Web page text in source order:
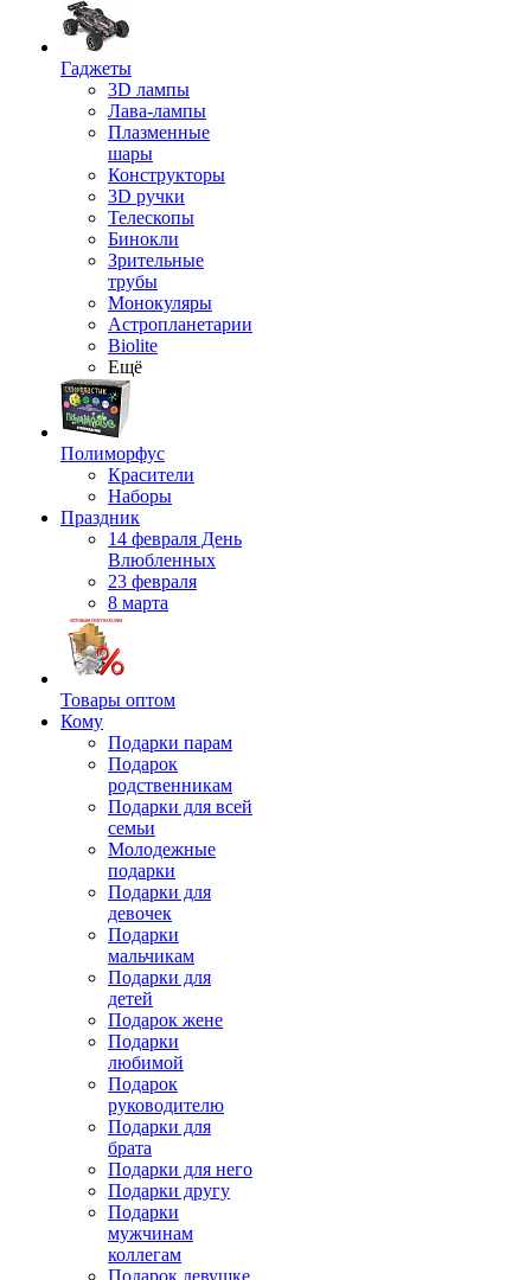
Гаджеты
3D лампы
Лава-лампы
Плазменные
шары
Конструкторы
3D ручки
Телескопы
Бинокли
Зрительные
трубы
Монокуляры
Астропланетарии
Biolite
Ещё
Полиморфус
Красители
Наборы
Праздник
14 февраля День
Влюбленных
23 февраля
8 марта
Товары оптом
Кому
Подарки парам
Подарок
родственникам
Подарки для всей
семьи
Молодежные
подарки
Подарки для
девочек
Подарки
мальчикам
Подарки для
детей
Подарок жене
Подарки
любимой
Подарок
руководителю
Подарки для
брата
Подарки для него
Подарки другу
Подарки
мужчинам
коллегам
Подарок девушке